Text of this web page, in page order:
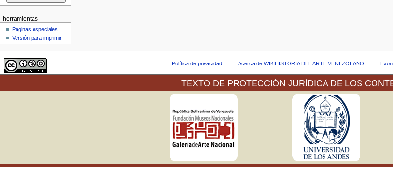
herramientas
Páginas especiales
Versión para imprimir
Política de privacidad Acerca de WIKIHISTORIA DEL ARTE VENEZOLANO
TEXTO DE PROTECCIÓN JURÍDICA DE LOS
La Galería de Arte Nacional, a través de la plataforma tecnológica de la Red
servicios de web después de haber hecho la consulta pertinente ante el Servicio
relación a la publicación en línea de las imágenes de las obras que forman parte
exposiciones que en sus espacios se muestran.
En virtud del Convenio de Berna para la Protección de las Obras Literarias y
el 20 de Septiembre de 1982, en sus